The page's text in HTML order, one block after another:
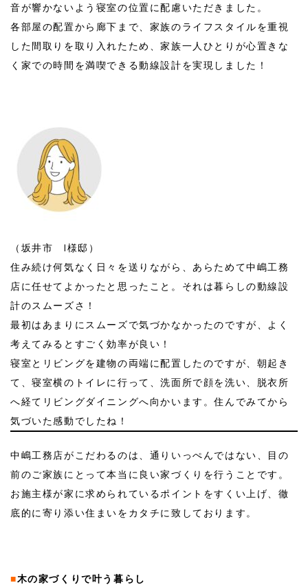
音が響かないよう寝室の位置に配慮いただきました。
各部屋の配置から廊下まで、家族のライフスタイルを重視
した間取りを取り入れたため、家族一人ひとりが心置きな
く家での時間を満喫できる動線設計を実現しました！
（坂井市 I様邸）
住み続け何気なく日々を送りながら、あらためて中嶋工務
店に任せてよかったと思ったこと。それは暮らしの動線設
計のスムーズさ！
最初はあまりにスムーズで気づかなかったのですが、よく
考えてみるとすごく効率が良い！
寝室とリビングを建物の両端に配置したのですが、朝起き
て、寝室横のトイレに行って、洗面所で顔を洗い、脱衣所
へ経てリビングダイニングへ向かいます。住んでみてから
気づいた感動でしたね！
中嶋工務店がこだわるのは、通りいっぺんではない、目の
前のご家族にとって本当に良い家づくりを行うことです。
お施主様が家に求められているポイントをすくい上げ、徹
底的に寄り添い住まいをカタチに致しております。
■木の家づくりで叶う暮らし